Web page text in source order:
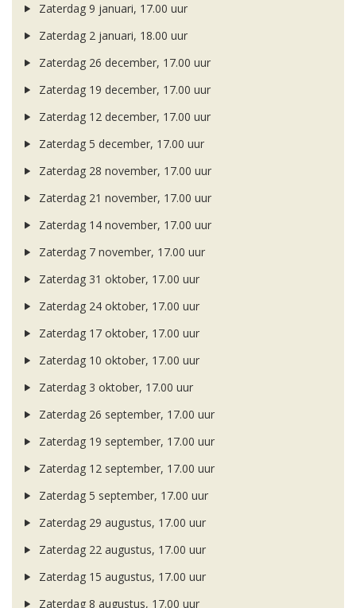
Zaterdag 9 januari, 17.00 uur
Zaterdag 2 januari, 18.00 uur
Zaterdag 26 december, 17.00 uur
Zaterdag 19 december, 17.00 uur
Zaterdag 12 december, 17.00 uur
Zaterdag 5 december, 17.00 uur
Zaterdag 28 november, 17.00 uur
Zaterdag 21 november, 17.00 uur
Zaterdag 14 november, 17.00 uur
Zaterdag 7 november, 17.00 uur
Zaterdag 31 oktober, 17.00 uur
Zaterdag 24 oktober, 17.00 uur
Zaterdag 17 oktober, 17.00 uur
Zaterdag 10 oktober, 17.00 uur
Zaterdag 3 oktober, 17.00 uur
Zaterdag 26 september, 17.00 uur
Zaterdag 19 september, 17.00 uur
Zaterdag 12 september, 17.00 uur
Zaterdag 5 september, 17.00 uur
Zaterdag 29 augustus, 17.00 uur
Zaterdag 22 augustus, 17.00 uur
Zaterdag 15 augustus, 17.00 uur
Zaterdag 8 augustus, 17.00 uur